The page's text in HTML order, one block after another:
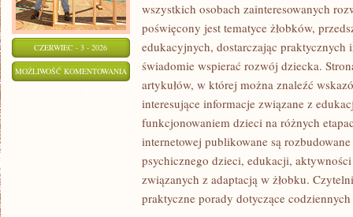
CZERWIEC - 3 - 2026
MOŻLIWOŚĆ KOMENTOWANIA ROZWÓJ
DZIECKA
wszystkich osobach zainteresowanych
poświęcony jest tematyce żłobków,
edukacyjnych, dostarczając
świadomie wspierać rozwój dziecka.
artykułów, w której można znaleźć
interesujące informacje związane z
funkcjonowaniem dzieci na różnych
internetowej publikowane są
psychicznego dzieci, edukacji,
związanych z adaptacją w żłobku.
praktyczne porady dotyczące